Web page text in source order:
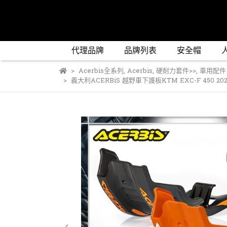
代理品牌 品牌列表 安全帽
Acerbis全系列, Acerbis, 硬耐力套件>>, 車用配
義大利ACERBiS 越野車下護板KTM EXC-F 450